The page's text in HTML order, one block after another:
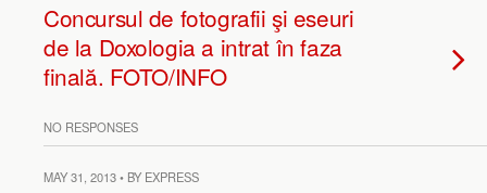
Concursul de fotografii şi eseuri
de la Doxologia a intrat în faza
finală. FOTO/INFO
NO RESPONSES
MAY 31, 2013 • BY EXPRESS